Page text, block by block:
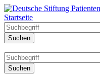
Startseite